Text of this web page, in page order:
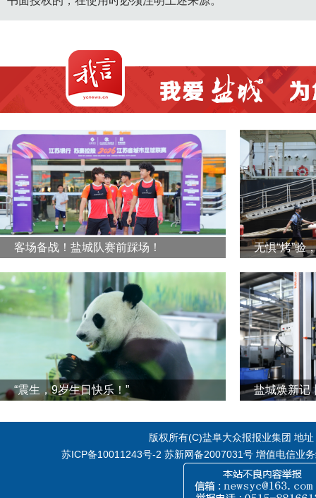
客场备战！盐城队赛前踩场！ 无惧“烤”验
“震生，9岁生日快乐！”
版权所有(C)盐阜大众报报业集团 地
苏ICP备10011243号-2 苏新网备2007031号 增值电信业